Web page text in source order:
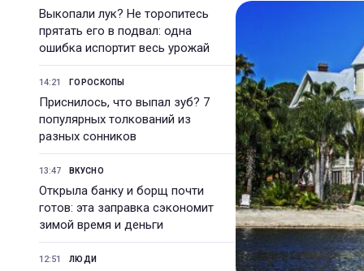
Выкопали лук? Не торопитесь
прятать его в подвал: одна
ошибка испортит весь урожай
14:21 ГОРОСКОПЫ
Приснилось, что выпал зуб? 7
популярных толкований из
разных сонников
13:47 ВКУСНО
Открыла банку и борщ почти
готов: эта заправка сэкономит
зимой время и деньги
12:51 ЛЮДИ